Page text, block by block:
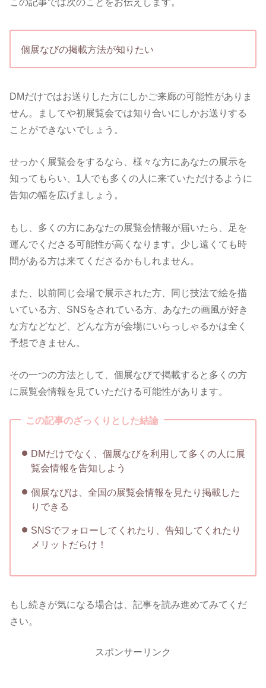
個展なびの掲載方法が知りたい
DMだけではお送りした方にしかご来廊の可能性がありま
せん。ましてや初展覧会では知り合いにしかお送りする
ことができないでしょう。
せっかく展覧会をするなら、様々な方にあなたの展示を
知ってもらい、1人でも多くの人に来ていただけるように
告知の幅を広げましょう。
もし、多くの方にあなたの展覧会情報が届いたら、足を
運んでくださる可能性が高くなります。少し遠くても時
間がある方は来てくださるかもしれません。
また、以前同じ会場で展示された方、同じ技法で絵を描
いている方、SNSをされている方、あなたの画風が好き
な方などなど、どんな方が会場にいらっしゃるかは全く
予想できません。
その一つの方法として、個展なびで掲載すると多くの方
に展覧会情報を見ていただける可能性があります。
この記事のざっくりとした結論
DMだけでなく、個展なびを利用して多くの人に展
覧会情報を告知しよう
個展なびは、全国の展覧会情報を見たり掲載した
りできる
SNSでフォローしてくれたり、告知してくれたり
メリットだらけ！
もし続きが気になる場合は、記事を読み進めてみてくだ
さい。
スポンサーリンク